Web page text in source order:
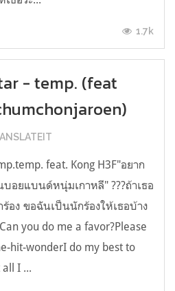
1.7k
- temp. (feat
feat. Kong H3F"อยาก
อยแบนด์หนุ่มเกาหลี" ??‍?ถ้าเธอ
อง ขอฉันเป็นนักร้องให้เธอบ้าง
you do me a favor?Please
hit-wonderI do my best to
I ...